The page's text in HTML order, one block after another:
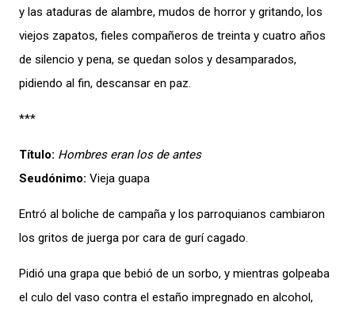
y las ataduras de alambre, mudos de horror y gritando, los
viejos zapatos, fieles compañeros de treinta y cuatro años
de silencio y pena, se quedan solos y desamparados,
pidiendo al fin, descansar en paz.
***
Título: Hombres eran los de antes
Seudónimo: Vieja guapa
Entró al boliche de campaña y los parroquianos cambiaron
los gritos de juerga por cara de gurí cagado.
Pidió una grapa que bebió de un sorbo, y mientras golpeaba
el culo del vaso contra el estaño impregnado en alcohol,